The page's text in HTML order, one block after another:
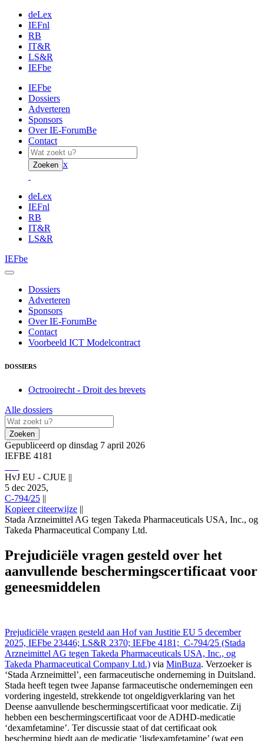
deLex
IEFnl
RB
IT&R
LS&R
IEFbe
IEFbe
Dossiers
Adverteren
Sponsors
Over IE-ForumBe
Contact
Zoeken x
deLex
IEFnl
RB
IT&R
LS&R
IEFbe
Dossiers
Adverteren
Sponsors
Over IE-ForumBe
Contact
Voorbeeld ICT Modelcontract
DOSSIERS
Octrooirecht - Droit des brevets
Alle dossiers
Zoeken
Gepubliceerd op dinsdag 7 april 2026
IEFBE 4181
HvJ EU - CJUE ||
5 dec 2025,
C-794/25 ||
Kopieer citeerwijze ||
Stada Arzneimittel AG tegen Takeda Pharmaceuticals USA, Inc., og
Takeda Pharmaceutical Company Ltd.
Arzneimittel AG tegen Takeda Pharmaceuticals USA, Inc., og
Takeda Pharmaceutical Company Ltd.), https://redactie-
delex.cshark.nl/artikelen/prejudiciele-vragen-gesteld-over-het-
aanvullende-beschermingscertificaat-voor-geneesmiddelen
Prejudiciële vragen gesteld over het
aanvullende beschermingscertificaat voor
geneesmiddelen
Prejudiciële vragen gesteld aan Hof van Justitie EU 5 december
2025, IEFbe 23446; LS&R 2370; IEFbe 4181; C-794/25 (Stada
Arzneimittel AG tegen Takeda Pharmaceuticals USA, Inc., og
Takeda Pharmaceutical Company Ltd.) via MinBuza. Verzoeker is
‘Stada Arzneimittel’, een farmaceutische onderneming in Duitsland.
Stada heeft tegen twee Japanse farmaceutische ondernemingen een
vordering ingesteld, strekkende tot ongeldigverklaring van het
Deense aanvullende beschermingscertificaat voor medicatie. Zij
hebben een beschermingscertificaat voor de ADHD-medicatie
‘dexamfetamine’. Ter discussie staat of dat certificaat ook
bescherming biedt aan de medicatie ‘lisdexamfetamine’ (wat een